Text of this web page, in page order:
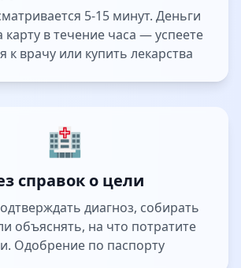
5-15 минут. Деньги
карту в течение часа — успеете
к врачу или купить лекарства
🏥
справок о цели
диагноз, собирать
объяснять, на что потратите
Одобрение по паспорту